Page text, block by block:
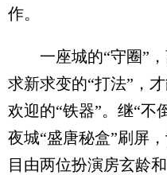
作。
一座城的“守圈”，
求新求变的“打法”，
欢迎的“铁器”。继“不
夜城“盛唐秘盒”刷屏
目由两位扮演房玄龄